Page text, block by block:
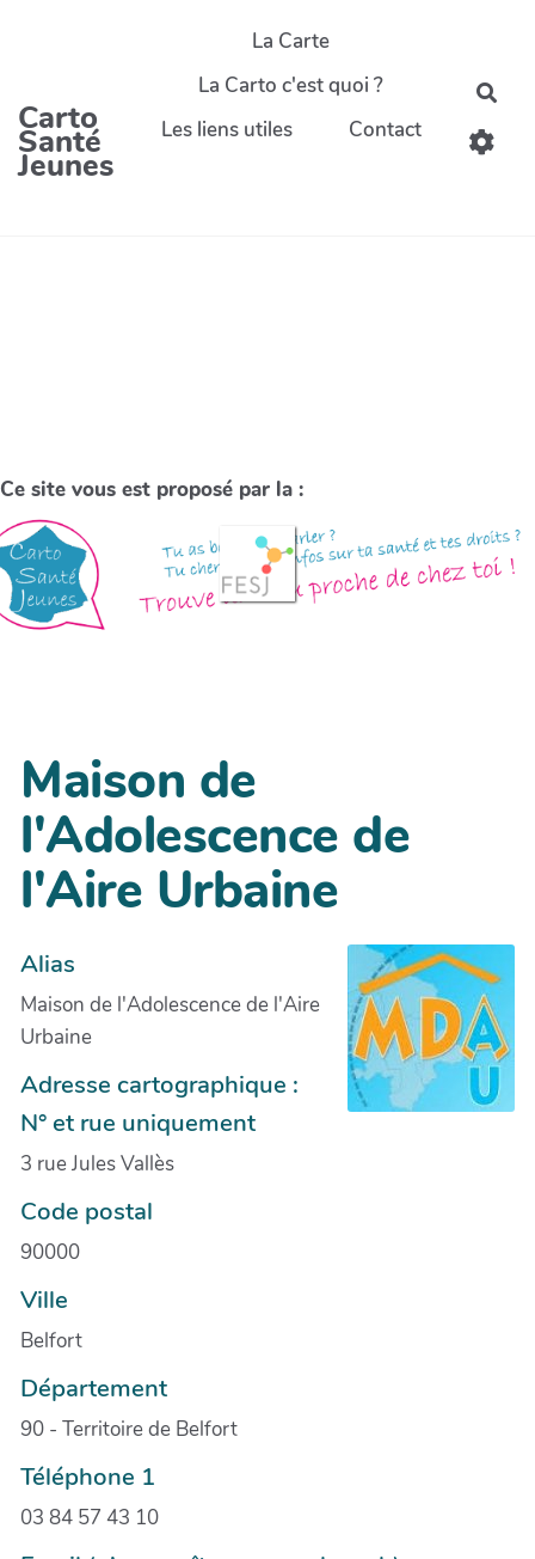
Carto
Santé
Jeunes
La Carte
La Carto c'est quoi ?
Les liens utiles
Contact
Ce site vous est proposé par la :
Maison de
l'Adolescence de
l'Aire Urbaine
Alias
Maison de l'Adolescence de l'Aire
Urbaine
Adresse cartographique :
N° et rue uniquement
3 rue Jules Vallès
Code postal
90000
Ville
Belfort
Département
90 - Territoire de Belfort
Téléphone 1
03 84 57 43 10